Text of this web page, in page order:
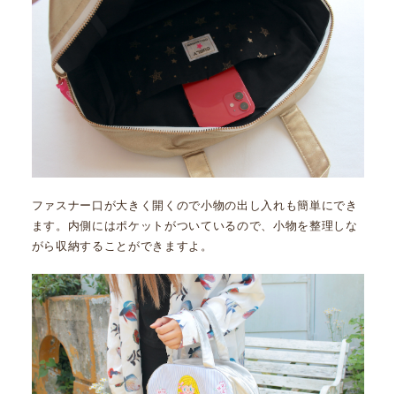
ファスナー口が大きく開くので小物の出し入れも簡単にでき
ます。内側にはポケットがついているので、小物を整理しな
がら収納することができますよ。